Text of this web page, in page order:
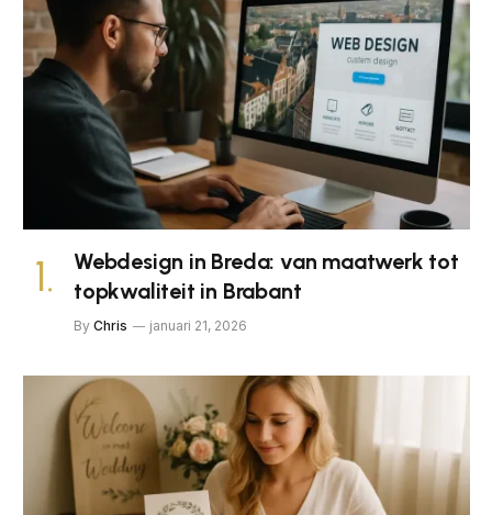
Webdesign in Breda: van maatwerk tot
topkwaliteit in Brabant
By Chris januari 21, 2026